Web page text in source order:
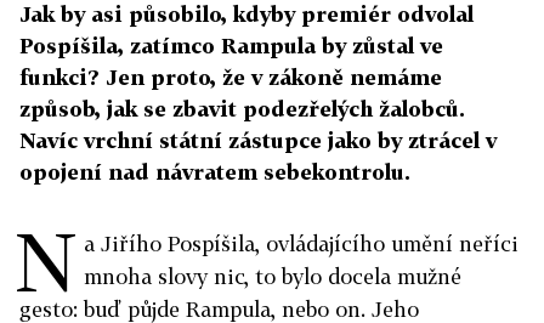
Jak by asi působilo, kdyby premiér odvolal
Pospíšila, zatímco Rampula by zůstal ve
funkci? Jen proto, že v zákoně nemáme
způsob, jak se zbavit podezřelých žalobců.
Navíc vrchní státní zástupce jako by ztrácel v
opojení nad návratem sebekontrolu.
N a Jiřího Pospíšila, ovládajícího umění neříci
mnoha slovy nic, to bylo docela mužné
gesto: buď půjde Rampula, nebo on. Jeho